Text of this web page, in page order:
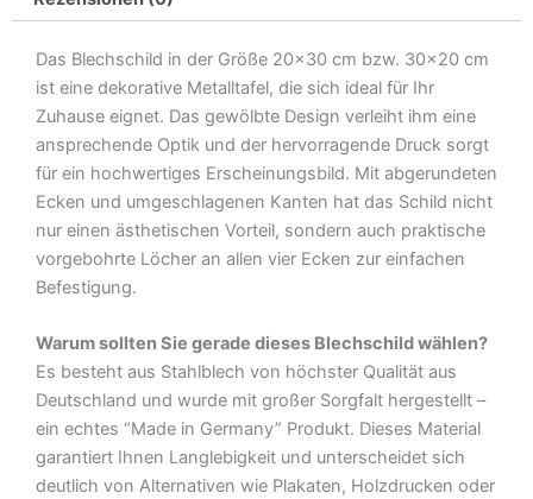
hoffe
Metall
Deko
Blechschild
Menge
Das Blechschild in der Größe 20×30 cm bzw. 30×20 cm
ist eine dekorative Metalltafel, die sich ideal für Ihr
Zuhause eignet. Das gewölbte Design verleiht ihm eine
ansprechende Optik und der hervorragende Druck sorgt
für ein hochwertiges Erscheinungsbild. Mit abgerundeten
Ecken und umgeschlagenen Kanten hat das Schild nicht
nur einen ästhetischen Vorteil, sondern auch praktische
vorgebohrte Löcher an allen vier Ecken zur einfachen
Befestigung.
Warum sollten Sie gerade dieses Blechschild wählen?
Es besteht aus Stahlblech von höchster Qualität aus
Deutschland und wurde mit großer Sorgfalt hergestellt –
ein echtes “Made in Germany” Produkt. Dieses Material
garantiert Ihnen Langlebigkeit und unterscheidet sich
deutlich von Alternativen wie Plakaten, Holzdrucken oder